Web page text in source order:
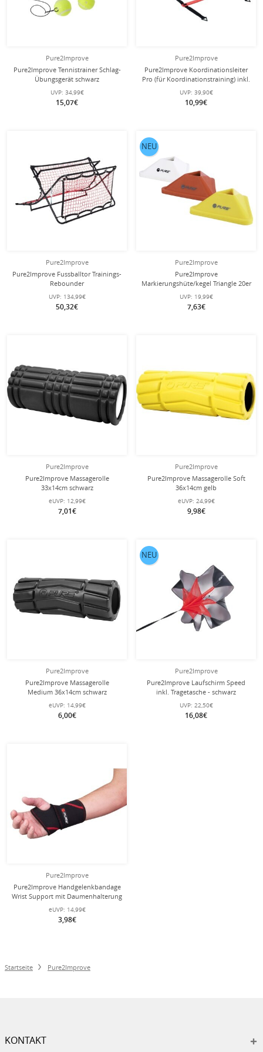
Pure2Improve
Pure2Improve Tennistrainer Schlag-
Übungsgerät schwarz
UVP: 34,99€
15,07€
Pure2Improve
Pure2Improve Koordinationsleiter
Pro (für Koordinationstraining) inkl.
Tasche 4,5m rot
UVP: 39,90€
10,99€
Pure2Improve
Pure2Improve Fussballtor Trainings-
Rebounder
UVP: 134,99€
50,32€
Pure2Improve
Pure2Improve
Markierungshüte/kegel Triangle 20er
Set gelb/rot/weiss
UVP: 19,99€
7,63€
NEU
Pure2Improve
Pure2Improve Massagerolle
33x14cm schwarz
eUVP: 12,99€
7,01€
Pure2Improve
Pure2Improve Massagerolle Soft
36x14cm gelb
eUVP: 24,99€
9,98€
Pure2Improve
Pure2Improve Massagerolle
Medium 36x14cm schwarz
eUVP: 14,99€
6,00€
Pure2Improve
Pure2Improve Laufschirm Speed
inkl. Tragetasche - schwarz
UVP: 22,50€
16,08€
NEU
Pure2Improve
Pure2Improve Handgelenkbandage
Wrist Support mit Daumenhalterung
schwarz - 1 Stück
eUVP: 14,99€
3,98€
Startseite Pure2Improve
KONTAKT